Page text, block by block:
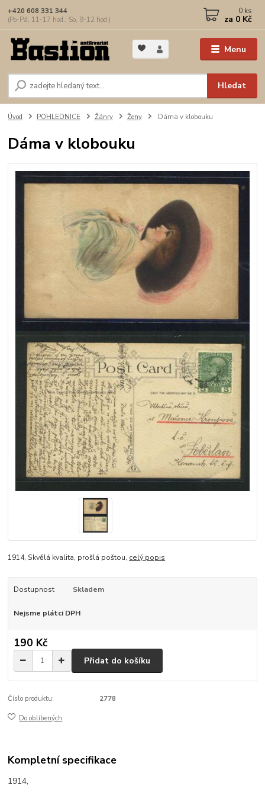
Menu
Hledat
+420 608 331 344
(Po-Pá, 11-17 hod.; So, 9-12 hod.)
0 ks
za 0 Kč
Úvod POHLEDNICE Žánry Ženy Dáma v klobouku
Dáma v klobouku
1914, Skvělá kvalita, prošlá poštou, celý popis
Dostupnost Skladem
Nejsme plátci DPH
190 Kč
Přidat do košíku
Číslo produktu: 2778
Do oblíbených
Kompletní specifikace
1914,